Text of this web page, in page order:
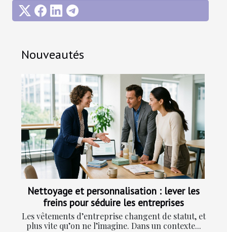
Nouveautés
Nettoyage et personnalisation : lever les
freins pour séduire les entreprises
Les vêtements d’entreprise changent de statut, et
plus vite qu’on ne l’imagine. Dans un contexte...